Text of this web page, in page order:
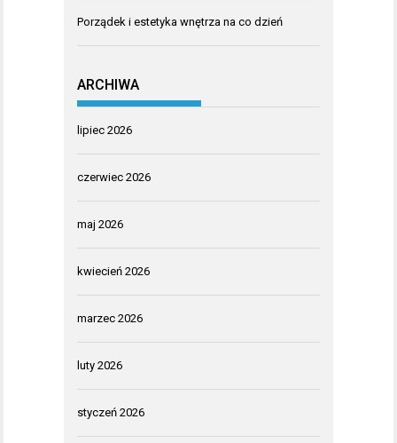
Porządek i estetyka wnętrza na co dzień
ARCHIWA
lipiec 2026
czerwiec 2026
maj 2026
kwiecień 2026
marzec 2026
luty 2026
styczeń 2026